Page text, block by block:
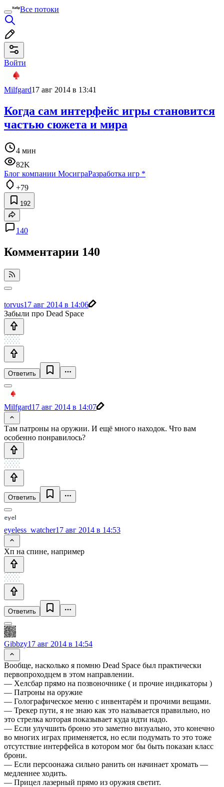
Все потоки
Войти
Milfgard17 авг 2014 в 13:41
Когда сам интерфейс игры становится
частью сюжета и мира
4 мин
82K
Блог компании МосиграРазработка игр *
+79
192
140
Комментарии 140
torvus17 авг 2014 в 14:06
Забыли про Dead Space
Ответить
Milfgard17 авг 2014 в 14:07
Там патроны на оружии. И ещё много находок. Что вам
особенно понравилось?
Ответить
eyeless_watcher17 авг 2014 в 14:53
Хп на спине, например
Ответить
Gibbzy17 авг 2014 в 14:54
Вообще, насколько я помню Dead Space был практически
первопроходцем в этом направлении.
— Хелсбар прямо на позвоночнике ( и прочие индикаторы )
— Патроны на оружие
— Голографическое меню с инвентарём и прочими вещами.
— Трекер пути, я не знаю как это называется правильно, но
это стрелка которая показывает куда идти надо.
— Если улучшить броню это заметно визуально, это конечно
во многих играх применяется, но если подумать то это тоже
отсутствие интерфейса в котором мог бы быть показан класс
брони.
— Если персоонажа сильно ранить он начинает хромать —
медленнее ходить.
— Прицел лазерный прямо из оружия светит.